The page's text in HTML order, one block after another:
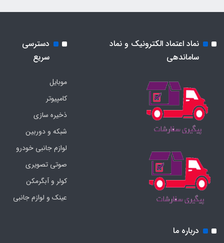
نماد اعتماد الکترونیک و نماد
ساماندهی
دسترسی
سریع
موبایل
کامپیوتر
ذخیره سازی
شبکه و دوربین
لوازم جانبی خودرو
صوتی تصویری
کولر و آبگرمکن
عینک و لوازم جانبی
درباره ما